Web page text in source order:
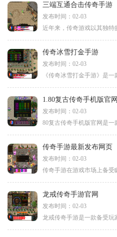
三端互通合击传奇手游
发布时间：02-03
传奇冰雪打金手游
发布时间：02-03
1.80复古传奇手机版官网
发布时间：02-03
传奇手游最新发布网页
发布时间：02-03
龙戒传奇手游官网
发布时间：02-03